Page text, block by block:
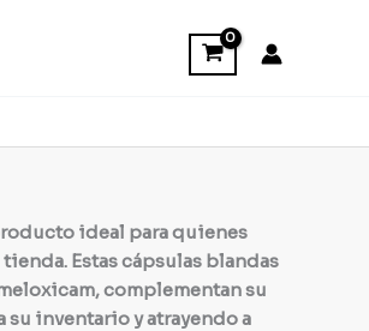
ideal para quienes
Estas cápsulas blandas
complementan su
inventario y atrayendo a